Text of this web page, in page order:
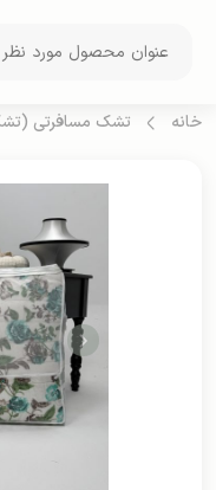
خانه تشک مسافرتی